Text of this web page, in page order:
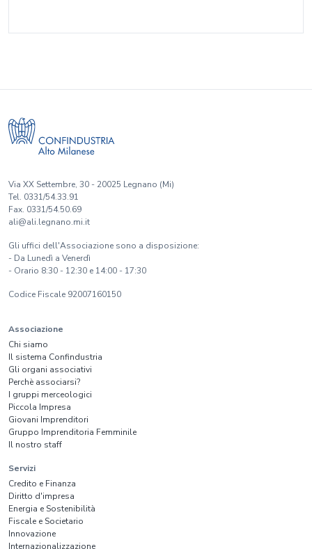
Via XX Settembre, 30 - 20025 Legnano (Mi)
Tel. 0331/54.33.91
Fax. 0331/54.50.69
ali@ali.legnano.mi.it
Gli uffici dell'Associazione sono a disposizione:
- Da Lunedì a Venerdì
- Orario 8:30 - 12:30 e 14:00 - 17:30
Codice Fiscale 92007160150
Associazione
Chi siamo
Il sistema Confindustria
Gli organi associativi
Perchè associarsi?
I gruppi merceologici
Piccola Impresa
Giovani Imprenditori
Gruppo Imprenditoria Femminile
Il nostro staff
Servizi
Credito e Finanza
Diritto d'impresa
Energia e Sostenibilità
Fiscale e Societario
Innovazione
Internazionalizzazione